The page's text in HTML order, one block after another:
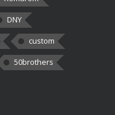
DNY
custom
50brothers